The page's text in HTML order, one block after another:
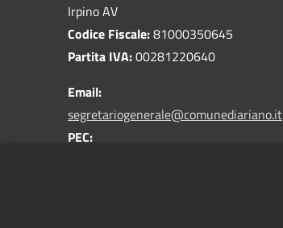
Irpino AV
Codice Fiscale:81000350645
Partita IVA:00281220640
Email:
segretariogenerale@comunediariano.it
PEC: